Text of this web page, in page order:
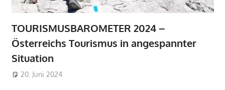
TOURISMUSBAROMETER 2024 –
Österreichs Tourismus in angespannter
Situation
20. Juni 2024